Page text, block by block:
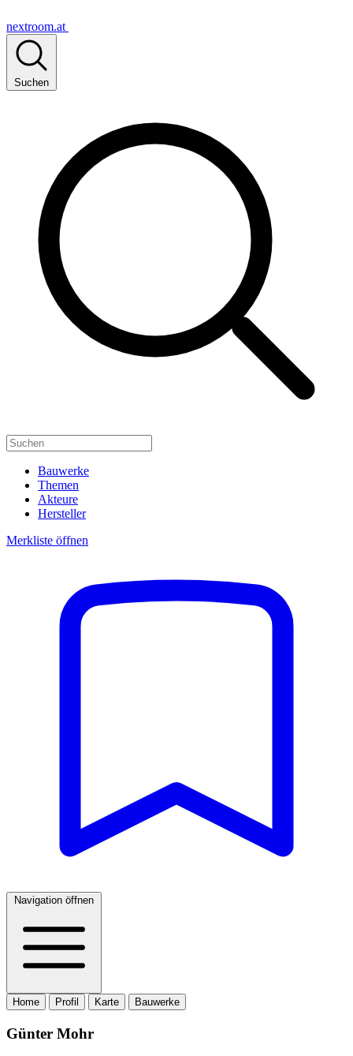
nextroom.at
Suchen
Bauwerke
Themen
Akteure
Hersteller
Merkliste öffnen
Navigation öffnen
Home Profil Karte Bauwerke
Günter Mohr